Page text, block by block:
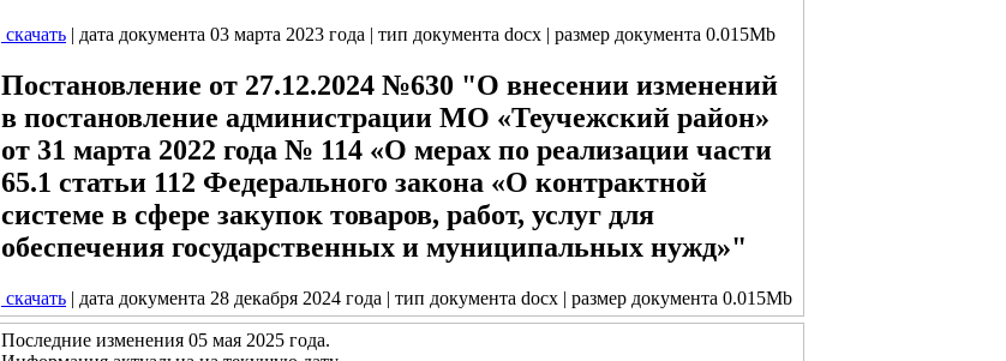
скачать | дата документа 03 марта 2023 года | тип документа docx | размер документа 0.015Mb
Постановление от 27.12.2024 №630 "О внесении изменений
в постановление администрации МО «Теучежский район»
от 31 марта 2022 года № 114 «О мерах по реализации части
65.1 статьи 112 Федерального закона «О контрактной
системе в сфере закупок товаров, работ, услуг для
обеспечения государственных и муниципальных нужд»"
скачать | дата документа 28 декабря 2024 года | тип документа docx | размер документа 0.015Mb
Последние изменения 05 мая 2025 года.